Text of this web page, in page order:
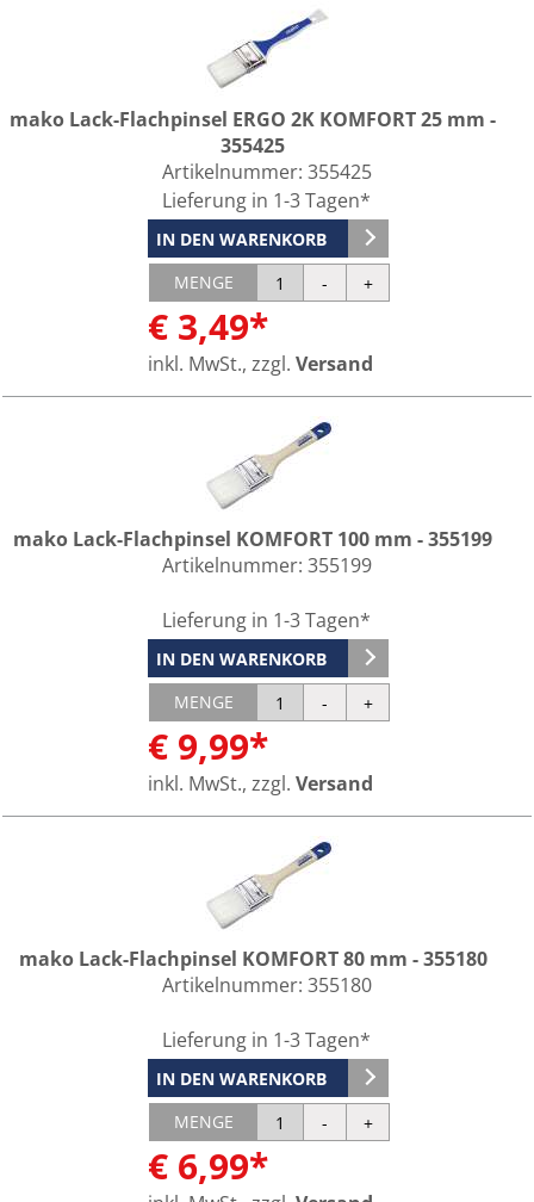
mako Lack-Flachpinsel ERGO 2K KOMFORT 25 mm -
355425
Artikelnummer: 355425
Lieferung in 1-3 Tagen*
IN DEN WARENKORB
MENGE
€ 3,49*
inkl. MwSt., zzgl. Versand
mako Lack-Flachpinsel KOMFORT 100 mm - 355199
Artikelnummer: 355199
Lieferung in 1-3 Tagen*
IN DEN WARENKORB
MENGE
€ 9,99*
inkl. MwSt., zzgl. Versand
mako Lack-Flachpinsel KOMFORT 80 mm - 355180
Artikelnummer: 355180
Lieferung in 1-3 Tagen*
IN DEN WARENKORB
MENGE
€ 6,99*